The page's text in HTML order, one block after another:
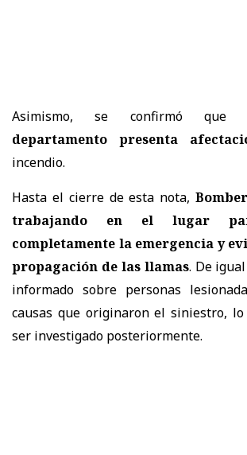
Asimismo, se confirmó que
departamento presenta
incendio.
Hasta el cierre de esta nota,
trabajando en el lugar
completamente la emergencia y
propagación de las llamas. De
informado sobre personas
causas que originaron el siniestro,
ser investigado posteriormente.